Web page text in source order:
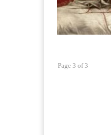
Page 3 of 3